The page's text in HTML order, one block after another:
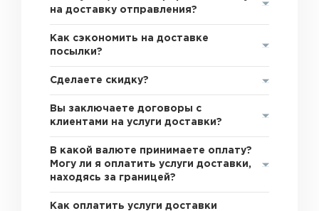
на доставку отправления?
Как сэкономить на доставке
посылки?
Сделаете скидку?
Вы заключаете договоры с
клиентами на услуги доставки?
В какой валюте принимаете оплату?
Могу ли я оплатить услуги доставки,
находясь за границей?
Как оплатить услуги доставки